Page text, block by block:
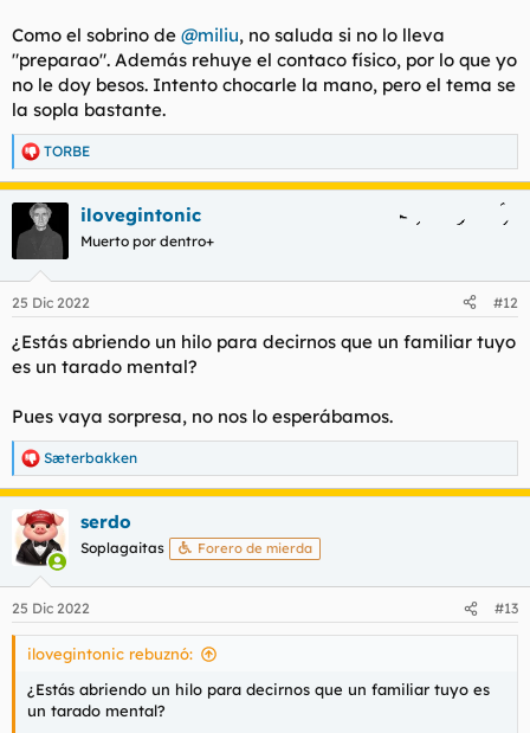
Como el sobrino de @miliu, no saluda si no lo lleva
"preparao". Además rehuye el contaco físico, por lo que yo
no le doy besos. Intento chocarle la mano, pero el tema se
la sopla bastante.
R
e
a
c
e
:
TORBE
ilovegintonic
Muerto por dentro+
25 Dic 2022 #12
¿Estás abriendo un hilo para decirnos que un familiar tuyo
es un tarado mental?
Pues vaya sorpresa, no nos lo esperábamos.
R
e
a
c
c
i
e
s
Sæterbakken
serdo
Soplagaitas Forero de mierda
25 Dic 2022 #13
ilovegintonic rebuznó:
¿Estás abriendo un hilo para decirnos que un familiar tuyo es
un tarado mental?